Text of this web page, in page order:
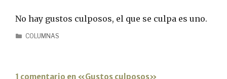
No hay gustos culposos, el que se culpa es uno.
COLUMNAS
1 comentario en «Gustos culposos»